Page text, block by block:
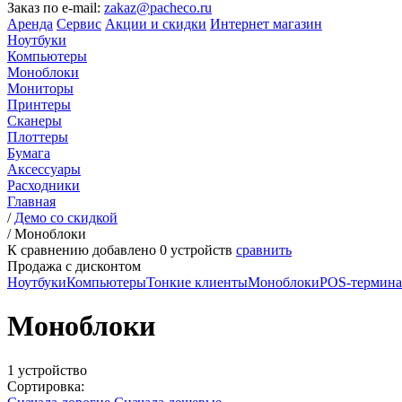
Заказ по e-mail: zakaz@pacheco.ru
Аренда Сервис Акции и скидки Интернет магазин
Ноутбуки
Компьютеры
Моноблоки
Мониторы
Принтеры
Сканеры
Плоттеры
Бумага
Аксессуары
Расходники
Главная
/ Демо со скидкой
/Моноблоки
К сравнению добавлено 0 устройств сравнить
Продажа с дисконтом
НоутбукиКомпьютерыТонкие клиентыМоноблокиPOS-
Моноблоки
1 устройство
Сортировка: